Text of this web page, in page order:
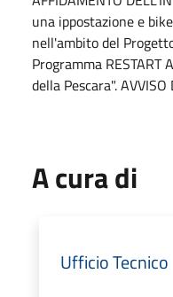
una ippostazione e
nell'ambito del
Programma RESTART
della Pescara". AVVISO
A cura di
Ufficio Tecnico